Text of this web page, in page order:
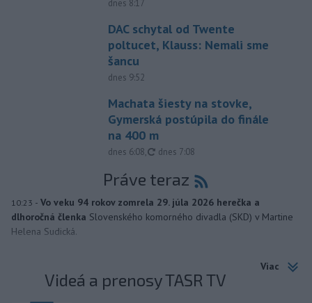
dnes 8:17
DAC schytal od Twente
poltucet, Klauss: Nemali sme
šancu
dnes 9:52
Machata šiesty na stovke,
Gymerská postúpila do finále
na 400 m
dnes 6:08, aktualizované
dnes 7:08
Práve teraz
10:23 - Vo veku 94 rokov zomrela 29. júla 2026 herečka a
dlhoročná členka Slovenského komorného divadla (SKD) v Martine
Helena Sudická.
Viac
Videá a prenosy TASR TV